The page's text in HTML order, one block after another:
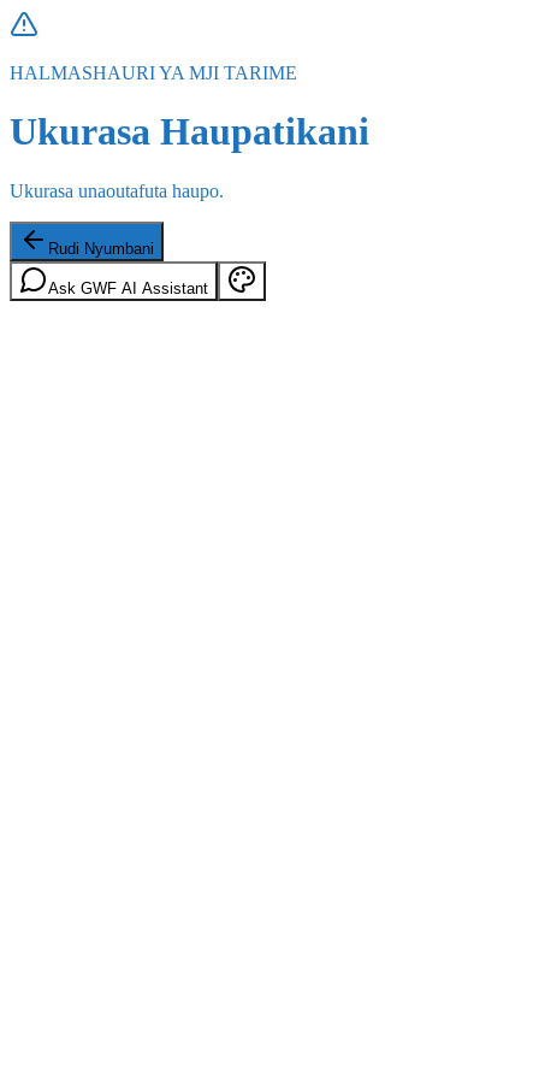
HALMASHAURI YA MJI TARIME
Ukurasa Haupatikani
Ukurasa unaoutafuta haupo.
Rudi Nyumbani
Ask GWF AI Assistant